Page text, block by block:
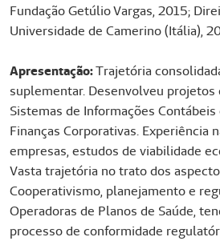
Fundação Getúlio Vargas, 2015;
Universidade de Camerino (Itália),
Apresentação:Trajetória
suplementar. Desenvolveu projetos
Sistemas de Informações Contábeis
Finanças Corporativas. Experiência
empresas, estudos de viabilidade
Vasta trajetória no trato dos
Cooperativismo, planejamento e
Operadoras de Planos de Saúde,
processo de conformidade